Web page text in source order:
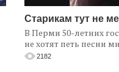
Старикам тут не
В Перми 50-летних
не хотят петь песни
2182